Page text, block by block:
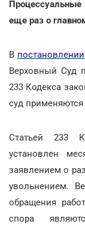
еще раз о
В
Верховный Суд
233 Кодекса
суд
Статьей 233
установлен
заявлением о
увольнением.
обращения
спора